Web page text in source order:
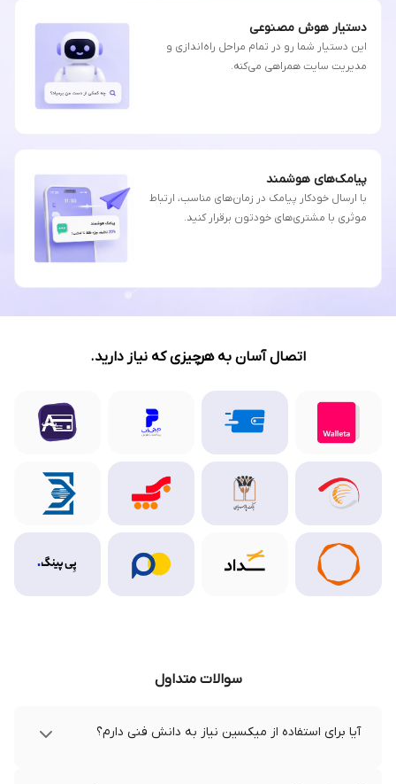
دستیار هوش مصنوعی
این دستیار شما رو در تمام مراحل راه‌اندازی و
مدیریت سایت همراهی می‌کنه.
پیامک‌های هوشمند
با ارسال خودکار پیامک در زمان‌های مناسب، ارتباط
موثری با مشتری‌های خودتون برقرار کنید.
اتصال آسان به هرچیزی که نیاز دارید.
سوالات متداول
آیا برای استفاده از میکسین نیاز به دانش فنی دارم؟